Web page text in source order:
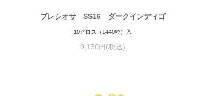
プレシオサ SS16 ダークインディゴ
10グロス（1440粒）入
9,130円(税込)